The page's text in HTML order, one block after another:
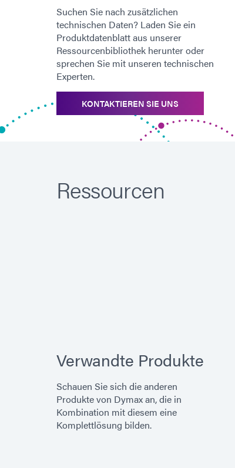
Suchen Sie nach zusätzlichen
technischen Daten? Laden Sie ein
Produktdatenblatt aus unserer
Ressourcenbibliothek herunter oder
sprechen Sie mit unseren technischen
Experten.
KONTAKTIEREN SIE UNS
Ressourcen
Verwandte Produkte
Schauen Sie sich die anderen
Produkte von Dymax an, die in
Kombination mit diesem eine
Komplettlösung bilden.